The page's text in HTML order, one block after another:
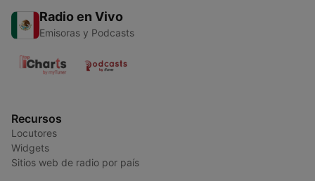
Radio en Vivo
Emisoras y Podcasts
Recursos
Locutores
Widgets
Sitios web de radio por país